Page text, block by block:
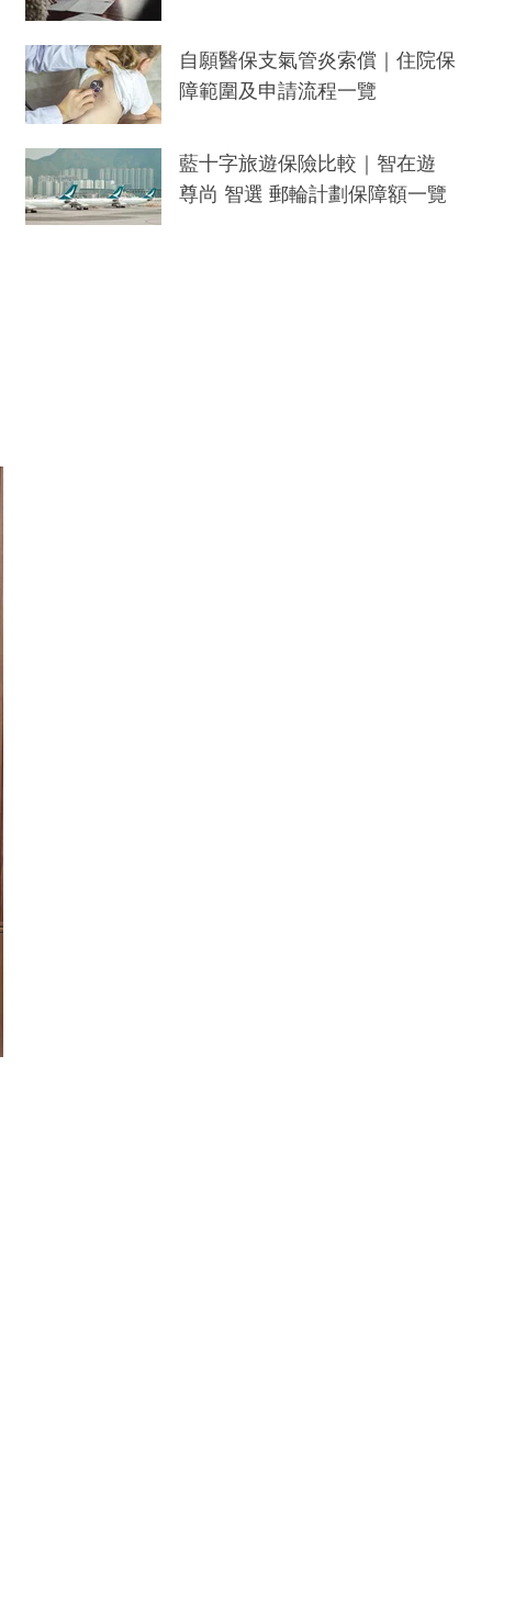
自願醫保支氣管炎索償｜住院保
障範圍及申請流程一覽
藍十字旅遊保險比較｜智在遊
尊尚 智選 郵輪計劃保障額一覽